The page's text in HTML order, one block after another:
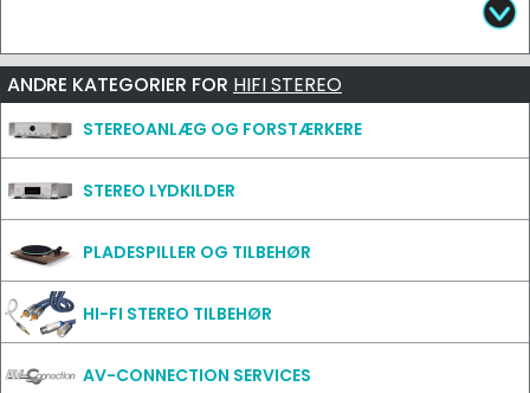
ANDRE KATEGORIER FOR HIFI STEREO
STEREOANLÆG OG FORSTÆRKERE
STEREO LYDKILDER
PLADESPILLER OG TILBEHØR
HI-FI STEREO TILBEHØR
AV-CONNECTION SERVICES